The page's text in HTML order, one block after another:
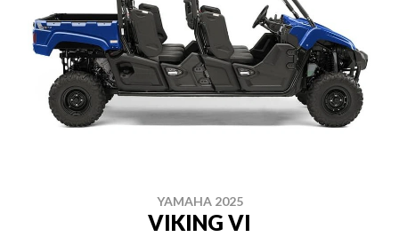
YAMAHA 2025
VIKING VI